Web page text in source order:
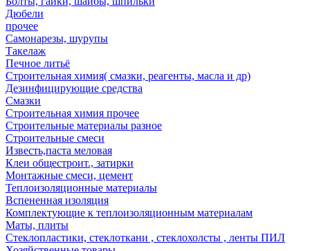
Дюбели
прочее
Самонарезы, шурупы
Такелаж
Печное литьё
Строительная химия( смазки, реагенты, масла и др)
Дезинфицирующие средства
Смазки
Строительная химия прочее
Строительные материалы разное
Строительные смеси
Известь,паста меловая
Клеи общестроит., затирки
Монтажные смеси, цемент
Теплоизоляционные материалы
Вспененная изоляция
Комплектующие к теплоизоляционным материалам
Маты, плиты
Стеклопластики, стеклоткани , стеклохолсты , ленты ПИЛ